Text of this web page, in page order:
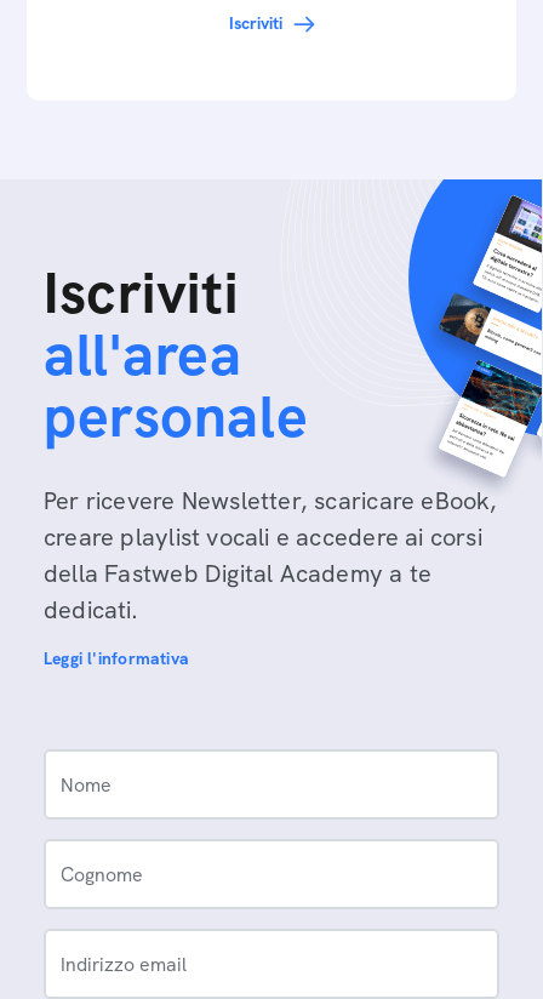
Iscriviti
Iscriviti
all'area
personale
Per ricevere Newsletter, scaricare eBook,
creare playlist vocali e accedere ai corsi
della Fastweb Digital Academy a te
dedicati.
Leggi l'informativa
Nome
Cognome
Indirizzo email